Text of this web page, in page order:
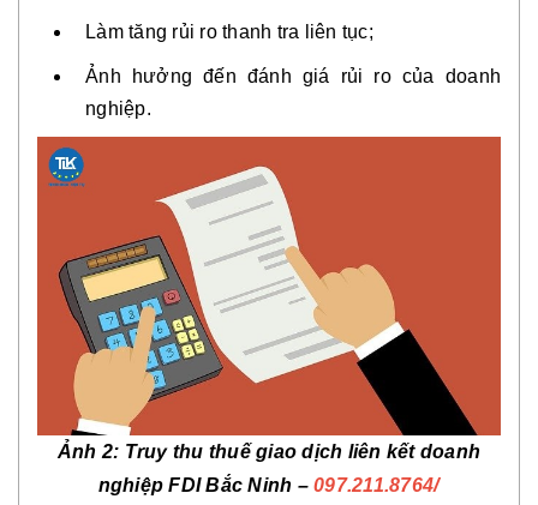
Làm tăng rủi ro thanh tra liên tục;
Ảnh hưởng đến đánh giá rủi ro của doanh
nghiệp.
Ảnh 2: Truy thu thuế giao dịch liên kết doanh
nghiệp FDI Bắc Ninh –097.211.8764/